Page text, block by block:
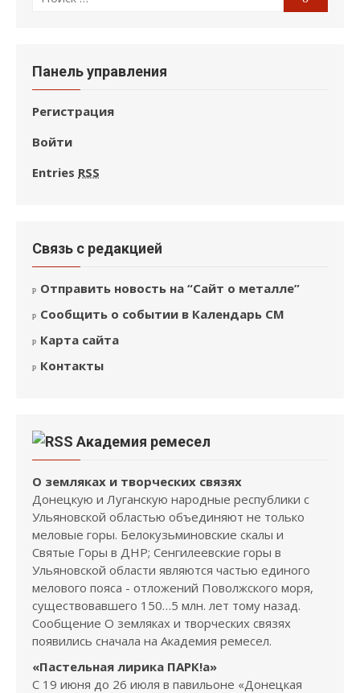
Панель управления
Регистрация
Войти
Entries RSS
Связь с редакцией
Отправить новость на “Сайт о металле”
Сообщить о событии в Календарь СМ
Карта сайта
Контакты
Академия ремесел
О земляках и творческих связях
Донецкую и Луганскую народные республики с
Ульяновской областью объединяют не только
меловые горы. Белокузьминовские скалы и
Святые Горы в ДНР; Сенгилеевские горы в
Ульяновской области являются частью единого
мелового пояса - отложений Поволжского моря,
существовавшего 150…5 млн. лет тому назад.
Сообщение О земляках и творческих связях
появились сначала на Академия ремесел.
«Пастельная лирика ПАРК!а»
С 19 июня до 26 июля в павильоне «Донецкая